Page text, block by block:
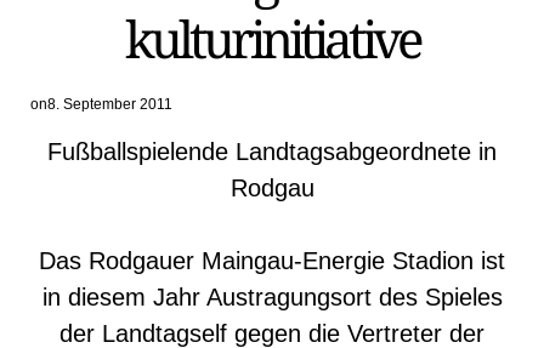
kulturinitiative
on8. September 2011
Fußballspielende Landtagsabgeordnete in
Rodgau
Das Rodgauer Maingau-Energie Stadion ist
in diesem Jahr Austragungsort des Spieles
der Landtagself gegen die Vertreter der